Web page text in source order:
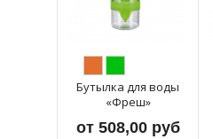
Бутылка для воды
«Фреш»
от 508,00 руб